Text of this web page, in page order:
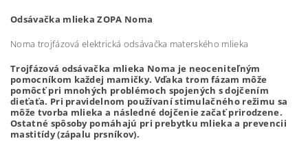
Odsávačka mlieka ZOPA Noma
Noma trojfázová elektrická odsávačka materského mlieka
Trojfázová odsávačka mlieka Noma je neoceniteľným
pomocníkom každej mamičky. Vďaka trom fázam môže
pomôcť pri mnohých problémoch spojených s dojčením
dieťaťa. Pri pravidelnom používaní stimulačného režimu sa
môže tvorba mlieka a následné dojčenie začať prirodzene.
Ostatné spôsoby pomáhajú pri prebytku mlieka a prevencii
mastitídy (zápalu prsníkov).